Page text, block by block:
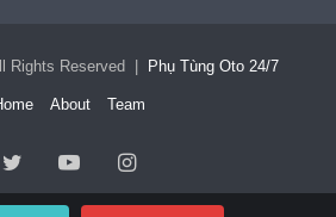
Rights Reserved | Phụ Tùng Oto 24/7
About Team
TwitterYouTubeInstagram